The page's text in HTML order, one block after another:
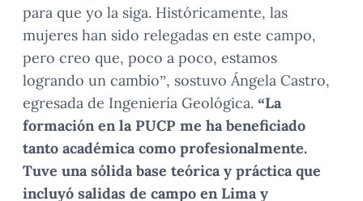
para que yo la siga. Históricamente, las
mujeres han sido relegadas en este campo,
pero creo que, poco a poco, estamos
logrando un cambio”, sostuvo Ángela Castro,
egresada de Ingeniería Geológica. “La
formación en la PUCP me ha beneficiado
tanto académica como profesionalmente.
Tuve una sólida base teórica y práctica que
incluyó salidas de campo en Lima y